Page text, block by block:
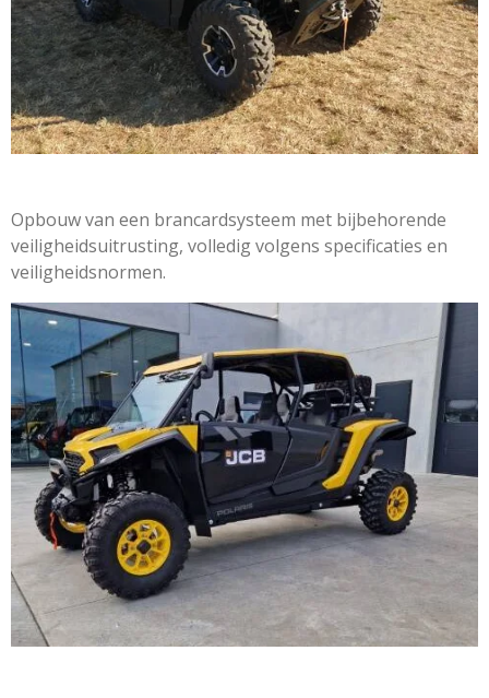
Opbouw van een brancardsysteem met bijbehorende
veiligheidsuitrusting, volledig volgens specificaties en
veiligheidsnormen.